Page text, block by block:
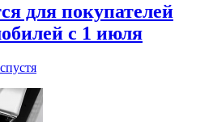
для покупателей
с 1 июля